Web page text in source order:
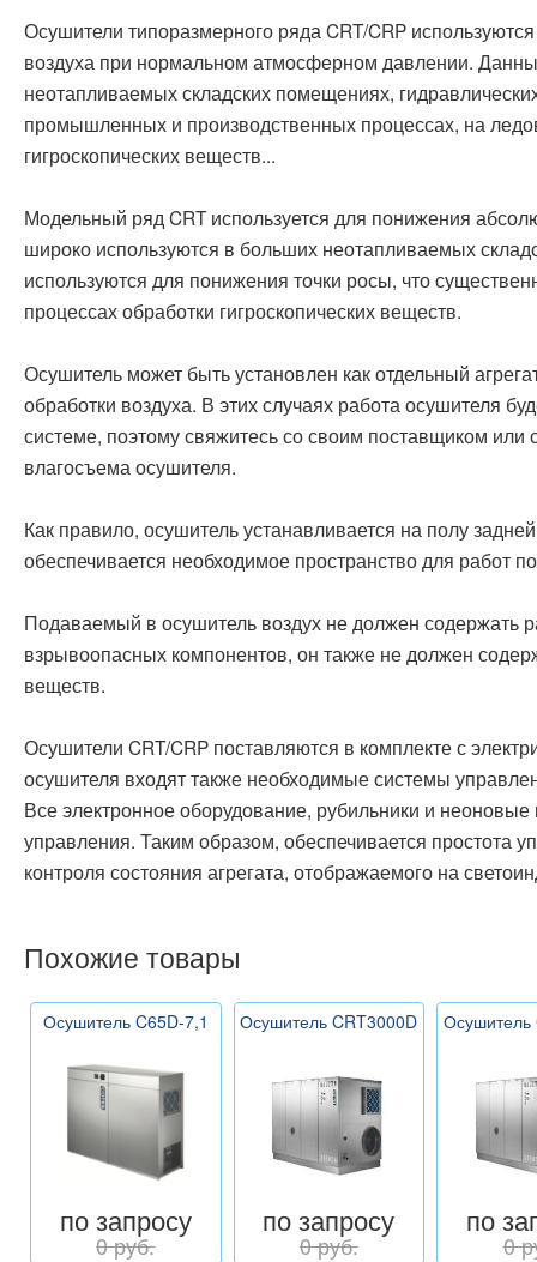
Осушители типоразмерного ряда CRT/CRP
воздуха при нормальном атмосферном давлении.
неотапливаемых складских помещениях,
промышленных и производственных процессах, на
гигроскопических веществ...
Модельный ряд CRT используется для понижения
широко используются в больших неотапливаемых
используются для понижения точки росы, что
процессах обработки гигроскопических веществ.
Осушитель может быть установлен как отдельный
обработки воздуха. В этих случаях работа осушителя
системе, поэтому свяжитесь со своим поставщиком или
влагосъема осушителя.
Как правило, осушитель устанавливается на полу
обеспечивается необходимое пространство для работ
Подаваемый в осушитель воздух не должен содержать
взрывоопасных компонентов, он также не должен
веществ.
Осушители CRT/CRP поставляются в комплекте с
осушителя входят также необходимые системы
Все электронное оборудование, рубильники и
управления. Таким образом, обеспечивается простота
контроля состояния агрегата, отображаемого на
Похожие товары
Осушитель C65D-7,1
по запросу
0 руб.
Осушитель CRT3000D
по запросу
0 руб.
Осушитель
по
0